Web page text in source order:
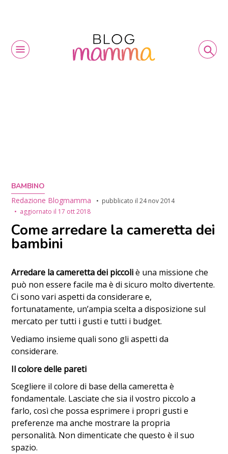
BAMBINO
Redazione Blogmamma
pubblicato il24 nov 2014
aggiornato il 17 ott 2018
Come arredare la cameretta dei
bambini
Arredare la cameretta dei piccoliè una missione che
può non essere facile ma è di sicuro molto divertente.
Ci sono vari aspetti da considerare e,
fortunatamente, un’ampia scelta a disposizione sul
mercato per tutti i gusti e tutti i budget.
Vediamo insieme quali sono gli aspetti da
considerare.
Il colore delle pareti
Scegliere il colore di base della cameretta è
fondamentale. Lasciate che sia il vostro piccolo a
farlo, così che possa esprimere i propri gusti e
preferenze ma anche mostrare la propria
personalità. Non dimenticate che questo è il suo
spazio.